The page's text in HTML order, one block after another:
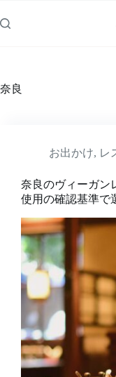
ン
ス
奈良
お出かけ, レ
奈良のヴィーガン
使用の確認基準で